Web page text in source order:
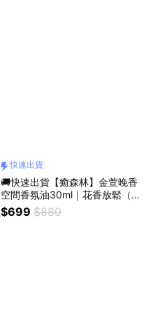
快速出貨
🚚快速出貨【癒森林】金萱晚香
空間香氛油30ml｜花香放鬆（擴
香專用／質感香氛／療癒小物／
夜間香氛）
$699 $880